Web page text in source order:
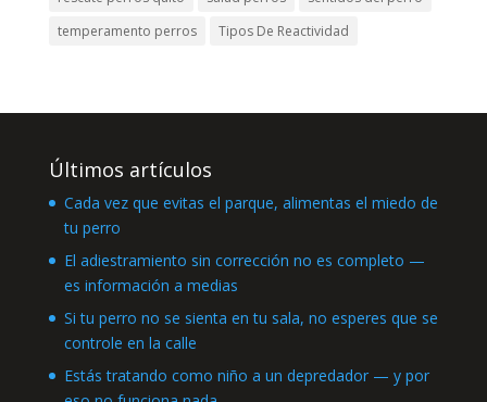
temperamento perros
Tipos De Reactividad
Últimos artículos
Cada vez que evitas el parque, alimentas el miedo de
tu perro
El adiestramiento sin corrección no es completo —
es información a medias
Si tu perro no se sienta en tu sala, no esperes que se
controle en la calle
Estás tratando como niño a un depredador — y por